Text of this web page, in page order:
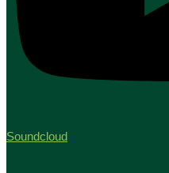
Soundcloud